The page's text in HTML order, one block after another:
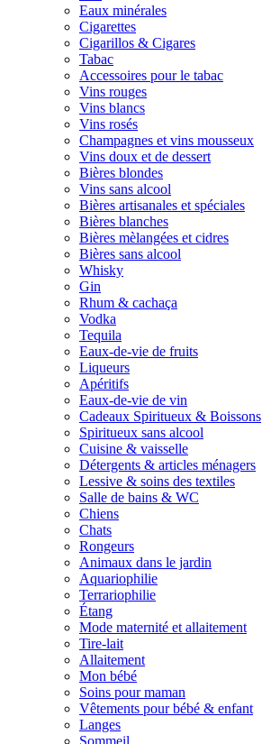
Eaux minérales
Cigarettes
Cigarillos & Cigares
Tabac
Accessoires pour le tabac
Vins rouges
Vins blancs
Vins rosés
Champagnes et vins mousseux
Vins doux et de dessert
Bières blondes
Vins sans alcool
Bières artisanales et spéciales
Bières blanches
Bières mèlangées et cidres
Bières sans alcool
Whisky
Gin
Rhum & cachaça
Vodka
Tequila
Eaux-de-vie de fruits
Liqueurs
Apéritifs
Eaux-de-vie de vin
Cadeaux Spiritueux & Boissons
Spiritueux sans alcool
Cuisine & vaisselle
Détergents & articles ménagers
Lessive & soins des textiles
Salle de bains & WC
Chiens
Chats
Rongeurs
Animaux dans le jardin
Aquariophilie
Terrariophilie
Étang
Mode maternité et allaitement
Tire-lait
Allaitement
Mon bébé
Soins pour maman
Vêtements pour bébé & enfant
Langes
Sommeil